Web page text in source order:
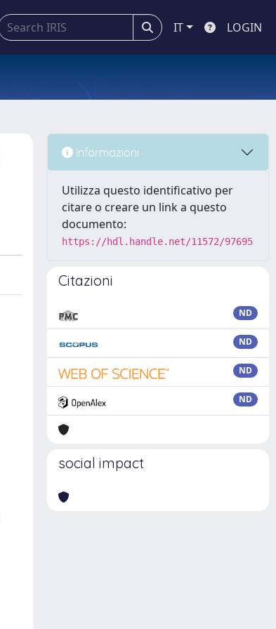
IT LOGIN
Informazioni
Utilizza questo identificativo per
citare o creare un link a questo
documento:
https://hdl.handle.net/11572/97695
Citazioni
ND
ND
ND
ND
social impact